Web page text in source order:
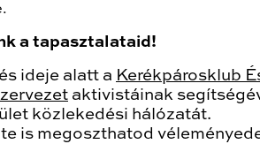
a tapasztalataid!
ideje alatt a Kerékpárosklub
aktivistáinak
közlekedési hálózatát.
te is megoszthatod